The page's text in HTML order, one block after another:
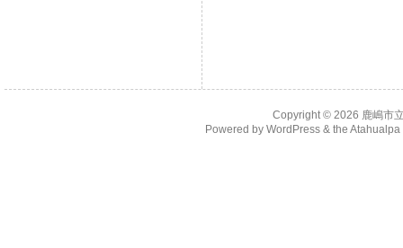
Copyright © 2026 鹿嶋市
Powered by WordPress& the Atahualpa